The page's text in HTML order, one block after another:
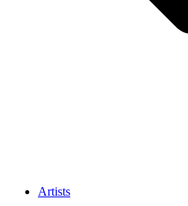
Artists